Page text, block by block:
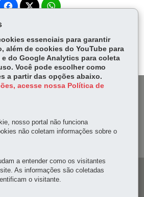
Fa
ok
itt
er
W
Ap
p
essenciais para garantir
além de cookies do YouTube para
do Google Analytics para coleta
Você pode escolher como
a partir das opções abaixo.
acesse nossa Política de
nosso portal não funciona
não coletam informações sobre o
a entender como os visitantes
As informações são coletadas
o visitante.